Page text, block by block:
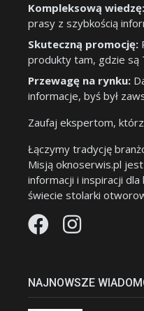
Kompleksową wiedzę:
prasy z szybkością
Skuteczną promocję:
produkty tam, gdzie są
Przewagę na rynku:
informacje, byś był
Zaufaj ekspertom,
Łączymy tradycję
Misją oknoserwis.pl
informacji i inspiracji
świecie stolarki
NAJNOWSZE